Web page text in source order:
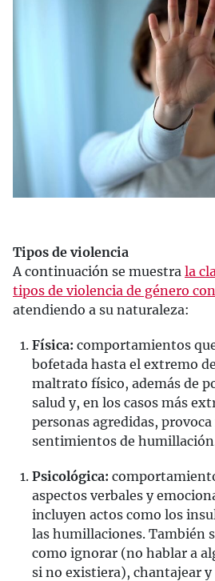
Tipos de violencia
A continuación se muestra la
tipos de violencia de género
atendiendo a su naturaleza:
Física: comportamientos
bofetada hasta el extremo
maltrato físico, además de
salud y, en los casos más
personas agredidas,
sentimientos de
Psicológica:
aspectos verbales y
incluyen actos como los
las humillaciones. También
como ignorar (no hablar a
si no existiera), chantajear